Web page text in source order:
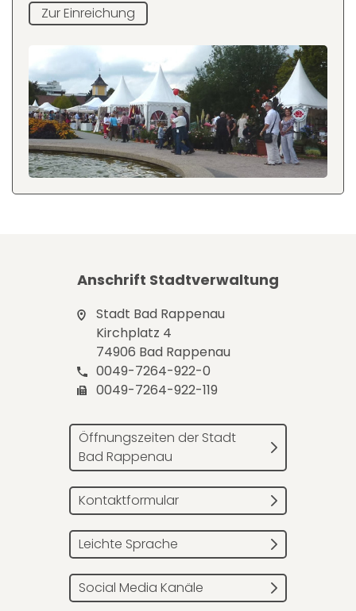
Zur Einreichung
Anschrift Stadtverwaltung
Stadt Bad Rappenau
Kirchplatz 4
74906 Bad Rappenau
0049-7264-922-0
0049-7264-922-119
Öffnungszeiten der Stadt
Bad Rappenau
Kontaktformular
Leichte Sprache
Social Media Kanäle